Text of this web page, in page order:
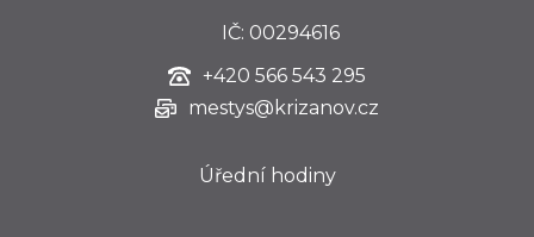
IČ: 00294616
+420 566 543 295
mestys@krizanov.cz
Úřední hodiny